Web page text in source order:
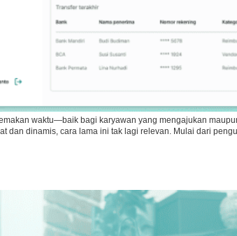
waktu—baik bagi karyawan yang mengajukan
dan dinamis, cara lama ini tak lagi relevan. Mulai dari